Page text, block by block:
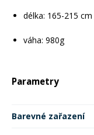
délka: 165-215 cm
váha: 980g
Parametry
Barevné zařazení